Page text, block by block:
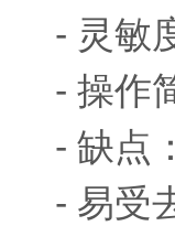
- 灵敏
- 操作
- 缺点：
- 易受